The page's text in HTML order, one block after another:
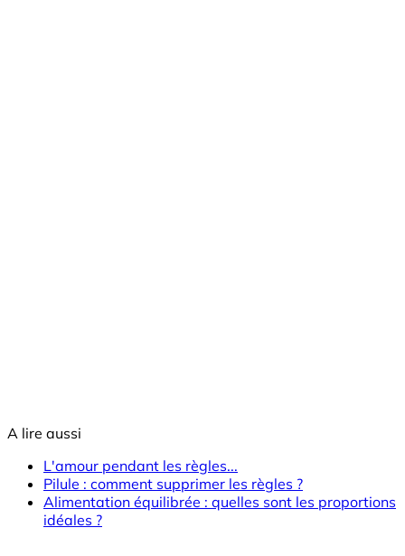
A lire aussi
L'amour pendant les règles...
Pilule : comment supprimer les règles ?
Alimentation équilibrée : quelles sont les proportions
idéales ?